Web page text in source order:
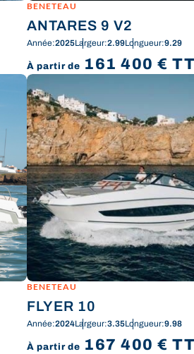
BENETEAU
ANTARES 9 V2
Année:2025Largeur:2.99Longueur:9.29
À partir de 161 400 €
BENETEAU
FLYER 10
Année:2024Largeur:3.35Longueur:9.98
À partir de 167 400 €